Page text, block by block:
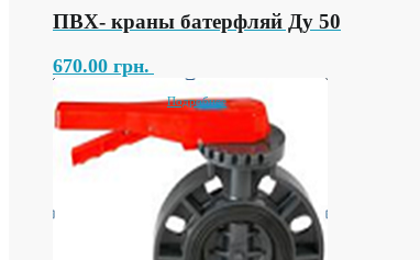
ПВХ- краны батерфляй Ду 50
670.00 грн.
Подробнее